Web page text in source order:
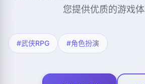
您提供优质的游戏体
#武侠RPG #角色扮演